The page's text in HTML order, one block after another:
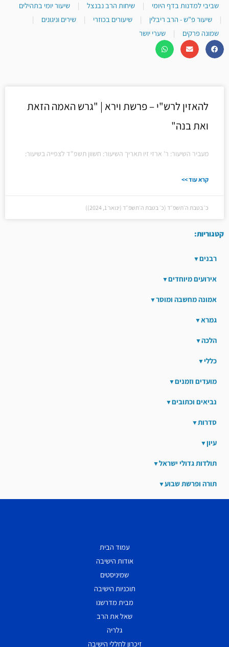
שביבי למדנות בדף היומי
| שיחות הרב נבנצל |
שיעור יומי בתהילים
|
שיעור פ"ש - הרב ריבלין | שיעורים בכוזרי | שירים וניגונים
|
שמונה פרקים
| שערי יושר
להאזין לרש"י – פרשת וירא | "גרש האמה הזאת
ואת בנה"
מעביר השיעור: ר' ארזי זיו תאריך השיעור: חשוון תשפ"ד לצפייה בשיעור:
קרא עוד >>
כ׳ בטבת ה׳תשפ״ד (כ׳ בטבת ה׳תשפ״ד (ינואר 1, 2024))
קטגוריות:
רבנים
אירועים מיוחדים
אמונה מחשבה ומוסר
גמרא
הלכה
כללי
מועדים וזמנים
נביאים וכתובים
סדרות
עיון
תולדות גדולי ישראל
תורה ופרשת שבוע
עמוד הבית
אודות הישיבה
שמיניסטים
תוכניות הישיבה
מבית מדרשנו
שאל את הרב
גלריה
זיכרון לחללי הישיבה